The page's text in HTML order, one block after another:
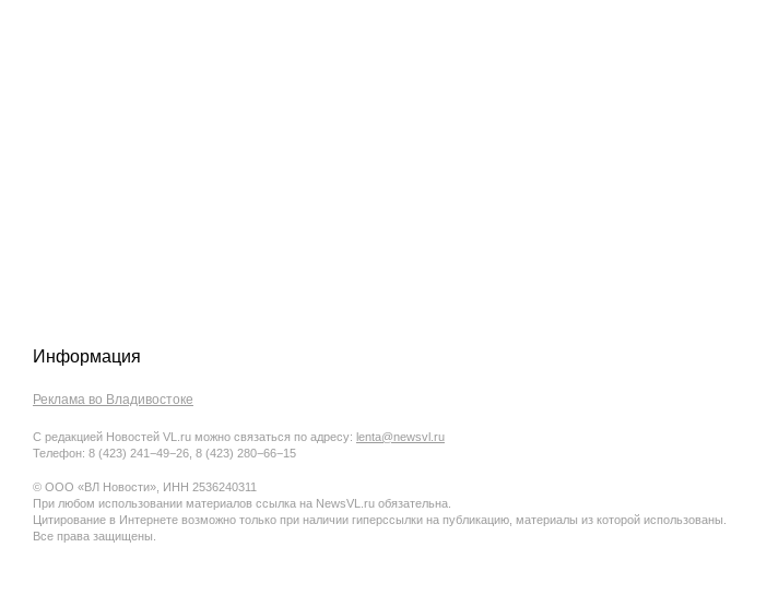
Информация
Реклама во Владивостоке
С редакцией Новостей VL.ru можно связаться по адресу: lenta@newsvl.ru
Телефон: 8 (423) 241−49−26, 8 (423) 280−66−15
© ООО «ВЛ Новости», ИНН 2536240311
При любом использовании материалов ссылка на NewsVL.ru обязательна.
Цитирование в Интернете возможно только при наличии гиперссылки на публикацию, материалы из которой использованы.
Все права защищены.